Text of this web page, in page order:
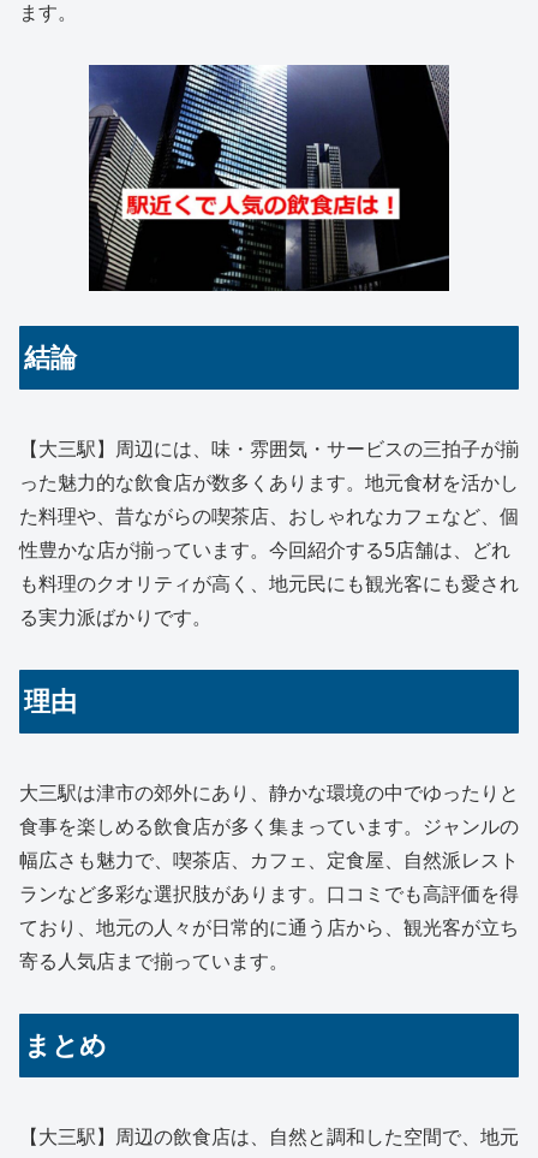
ます。
結論
【大三駅】周辺には、味・雰囲気・サービスの三拍子が揃
った魅力的な飲食店が数多くあります。地元食材を活かし
た料理や、昔ながらの喫茶店、おしゃれなカフェなど、個
性豊かな店が揃っています。今回紹介する5店舗は、どれ
も料理のクオリティが高く、地元民にも観光客にも愛され
る実力派ばかりです。
理由
大三駅は津市の郊外にあり、静かな環境の中でゆったりと
食事を楽しめる飲食店が多く集まっています。ジャンルの
幅広さも魅力で、喫茶店、カフェ、定食屋、自然派レスト
ランなど多彩な選択肢があります。口コミでも高評価を得
ており、地元の人々が日常的に通う店から、観光客が立ち
寄る人気店まで揃っています。
まとめ
【大三駅】周辺の飲食店は、自然と調和した空間で、地元